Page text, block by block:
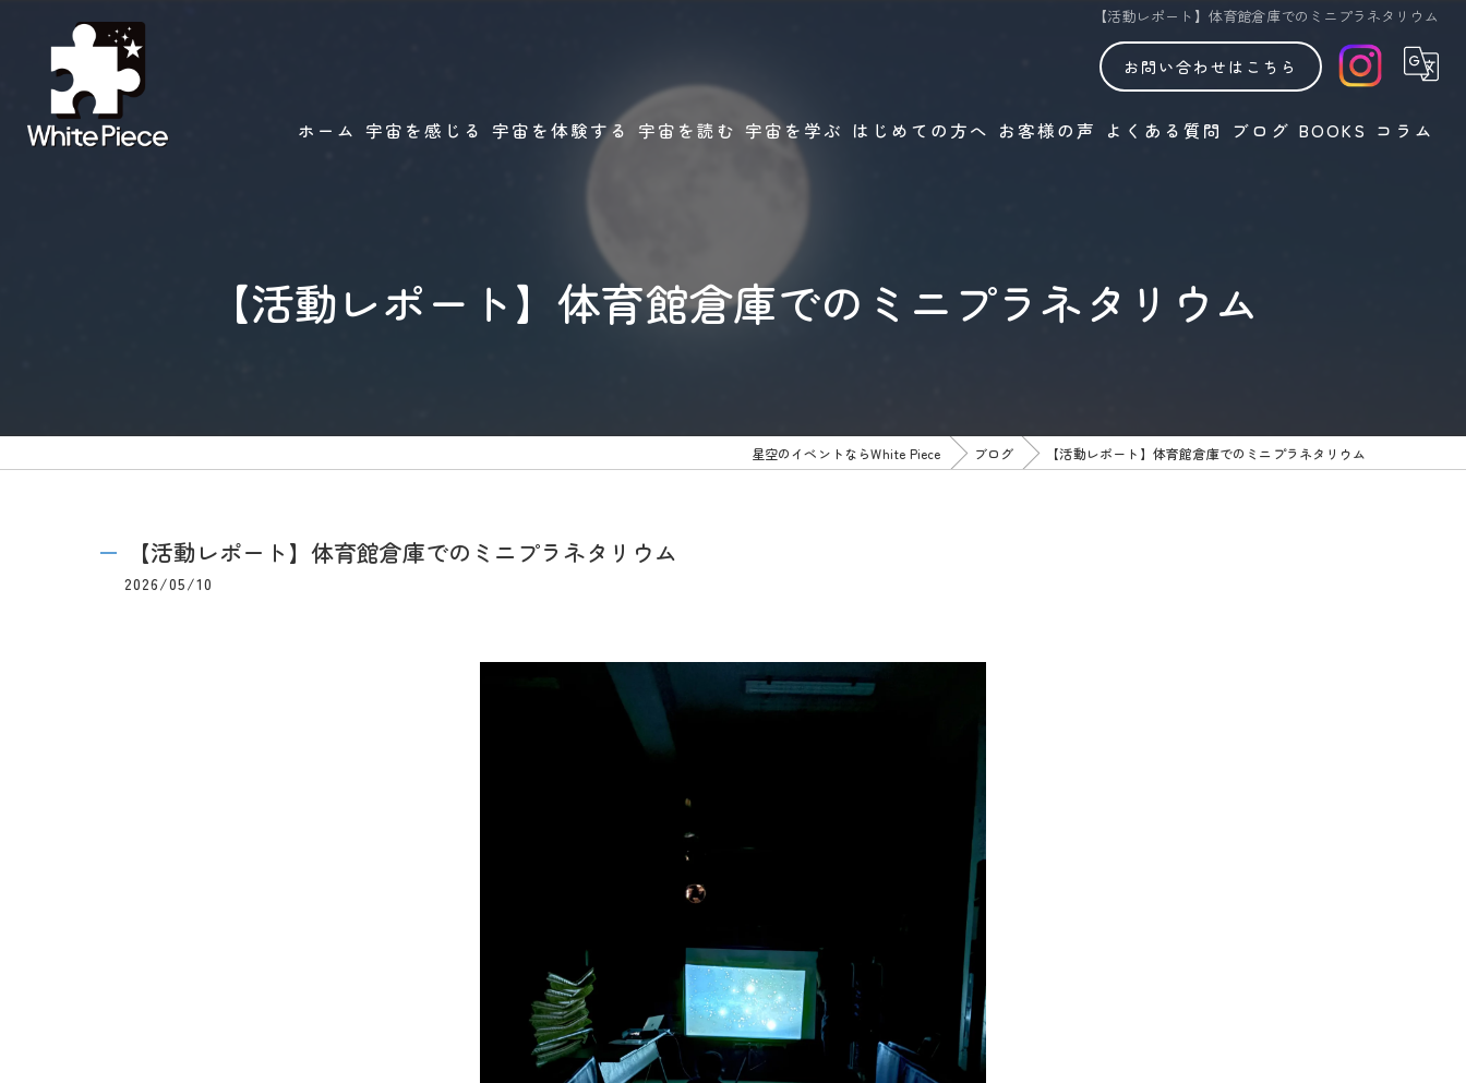
【活動レポート】体育館倉庫でのミニプラネタリウム
お問い合わせはこちら
ホーム 宇宙を感じる 宇宙を体験する 宇宙を読む 宇宙を学ぶ
StarGuideLabo
はじめての方へ お客様の声 よくある質問 ブログ BOOKS コラム
【活動レポート】体育館倉庫でのミニプラネタリウム
星空のイベントならWhite Piece ブログ 【活動レポート】体育館倉庫でのミニプラネタリウム
【活動レポート】体育館倉庫でのミニプラネタリウム
2026/05/10